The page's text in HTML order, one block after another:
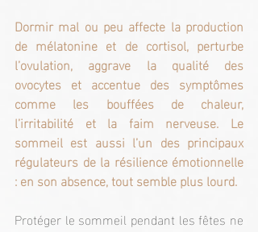
Dormir mal ou peu affecte la production
de mélatonine et de cortisol, perturbe
l’ovulation, aggrave la qualité des
ovocytes et accentue des symptômes
comme les bouffées de chaleur,
l’irritabilité et la faim nerveuse. Le
sommeil est aussi l’un des principaux
régulateurs de la résilience émotionnelle
: en son absence, tout semble plus lourd.
Protéger le sommeil pendant les fêtes ne